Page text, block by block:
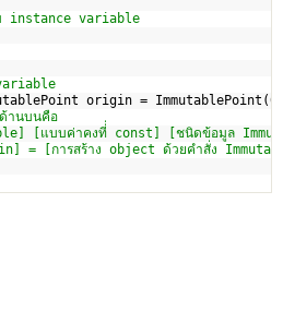
instance variable
origin =
านบนคือ
[แบบค่าคงที่่ const] [ชนิดข้อมูล
= [การสร้าง object ด้วยคำสั่ง